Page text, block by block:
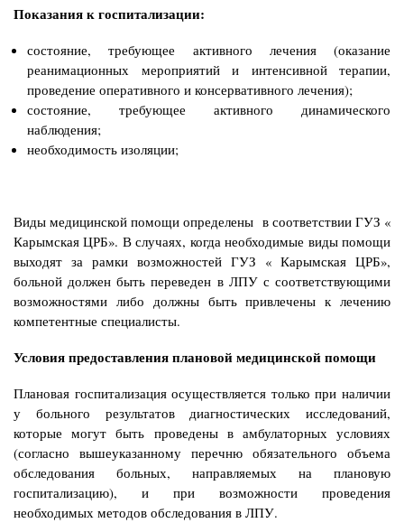
Показания к госпитализации:
состояние, требующее активного лечения (оказание
реанимационных мероприятий и интенсивной терапии,
проведение оперативного и консервативного лечения);
состояние, требующее активного динамического
наблюдения;
необходимость изоляции;
Виды медицинской помощи определены в соответствии ГУЗ «
Карымская ЦРБ». В случаях, когданеобходимые виды помощи
выходят за рамки возможностей ГУЗ « Карымская ЦРБ»,
больной должен быть переведен в ЛПУ с соответствующими
возможностями либо должны быть привлечены к лечению
компетентные специалисты.
Условия предоставления плановой медицинской помощи
Плановая госпитализация осуществляется только при наличии
у больного результатовдиагностических исследований,
которые могут быть проведены в амбулаторных условиях
(согласно вышеуказанному перечню обязательного объема
обследования больных, направляемых на плановую
госпитализацию), и при возможности проведения
необходимых методов обследования в ЛПУ.